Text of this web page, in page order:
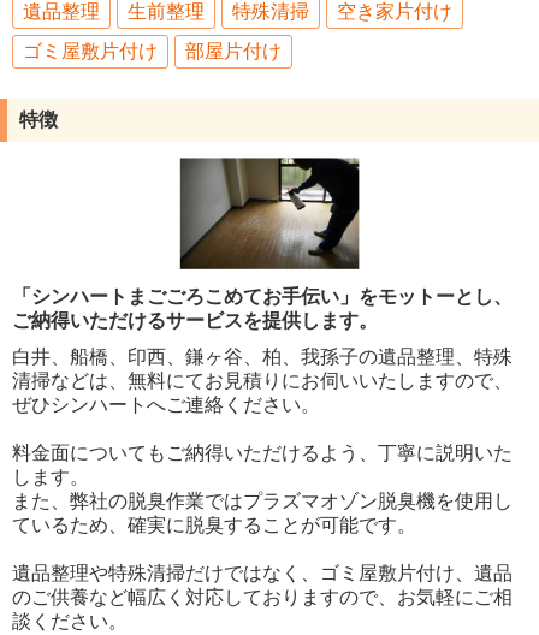
遺品整理 生前整理 特殊清掃
空き家片付け
ゴミ屋敷片付け
部屋片付け
特徴
「シンハートまごごろこめてお手伝い」をモットーとし、
ご納得いただけるサービスを提供します。
白井、船橋、印西、鎌ヶ谷、柏、我孫子の遺品整理、特殊
清掃などは、無料にてお見積りにお伺いいたしますので、
ぜひシンハートへご連絡ください。
料金面についてもご納得いただけるよう、丁寧に説明いた
します。
また、弊社の脱臭作業ではプラズマオゾン脱臭機を使用し
ているため、確実に脱臭することが可能です。
遺品整理や特殊清掃だけではなく、ゴミ屋敷片付け、遺品
のご供養など幅広く対応しておりますので、お気軽にご相
談ください。